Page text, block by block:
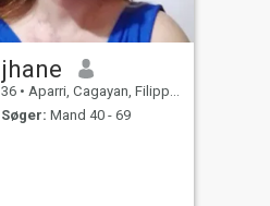
jhane
36 • Aparri, Cagayan, Filippinerne
Søger: Mand 40 - 69